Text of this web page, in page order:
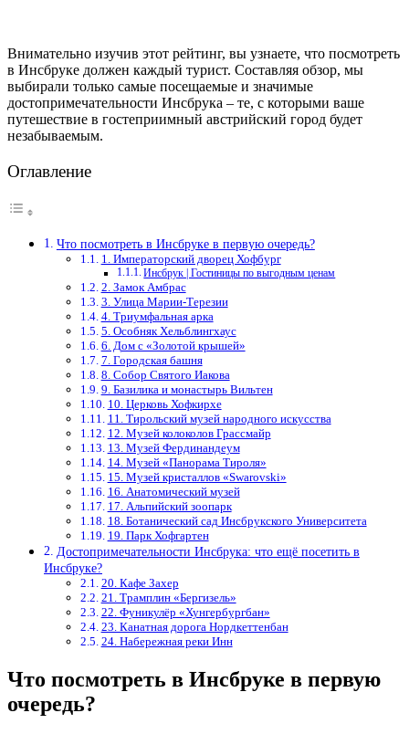
Внимательно изучив этот рейтинг, вы узнаете, что посмотреть
в Инсбруке должен каждый турист. Составляя обзор, мы
выбирали только самые посещаемые и значимые
достопримечательности Инсбрука – те, с которыми ваше
путешествие в гостеприимный австрийский город будет
незабываемым.
Оглавление
Что посмотреть в Инсбруке в первую очередь?
1. Императорский дворец Хофбург
Инсбрук | Гостиницы по выгодным ценам
2. Замок Амбрас
3. Улица Марии-Терезии
4. Триумфальная арка
5. Особняк Хельблингхаус
6. Дом с «Золотой крышей»
7. Городская башня
8. Собор Святого Иакова
9. Базилика и монастырь Вильтен
10. Церковь Хофкирхе
11. Тирольский музей народного искусства
12. Музей колоколов Грассмайр
13. Музей Фердинандеум
14. Музей «Панорама Тироля»
15. Музей кристаллов «Swarovski»
16. Анатомический музей
17. Альпийский зоопарк
18. Ботанический сад Инсбрукского Университета
19. Парк Хофгартен
Достопримечательности Инсбрука: что ещё посетить в
Инсбруке?
20. Кафе Захер
21. Трамплин «Бергизель»
22. Фуникулёр «Хунгербургбан»
23. Канатная дорога Нордкеттенбан
24. Набережная реки Инн
Что посмотреть в Инсбруке в первую
очередь?